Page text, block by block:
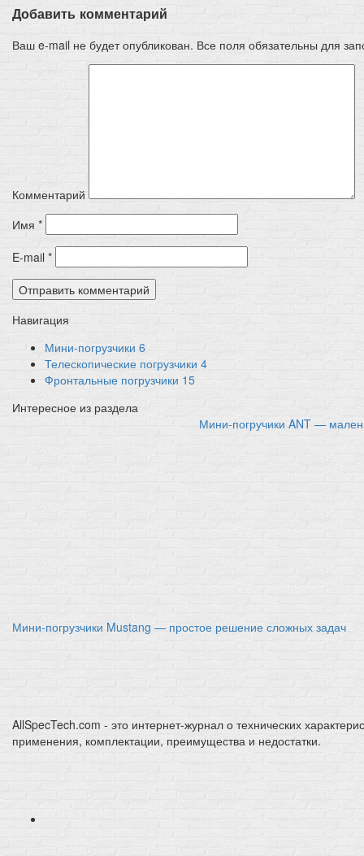
Добавить комментарий
Ваш e-mail не будет опубликован. Все поля обязательны для
Комментарий
Имя *
E-mail *
Навигация
Мини-погрузчики 6
Телескопические погрузчики 4
Фронтальные погрузчики 15
Интересное из раздела
Мини-погручики ANT —
Мини-погрузчики Mustang — простое решение сложных задач
AllSpecTech.com - это интернет-журнал о технических
применения, комплектации, преимущества и недостатки.